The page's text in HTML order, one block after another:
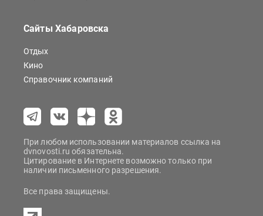
Сайты Хабаровска
Отдых
Кино
Справочник компаний
При любом использовании материалов ссылка на
dvnovosti.ru обязательна.
Цитирование в Интернете возможно только при
наличии письменного разрешения.
Все права защищены.